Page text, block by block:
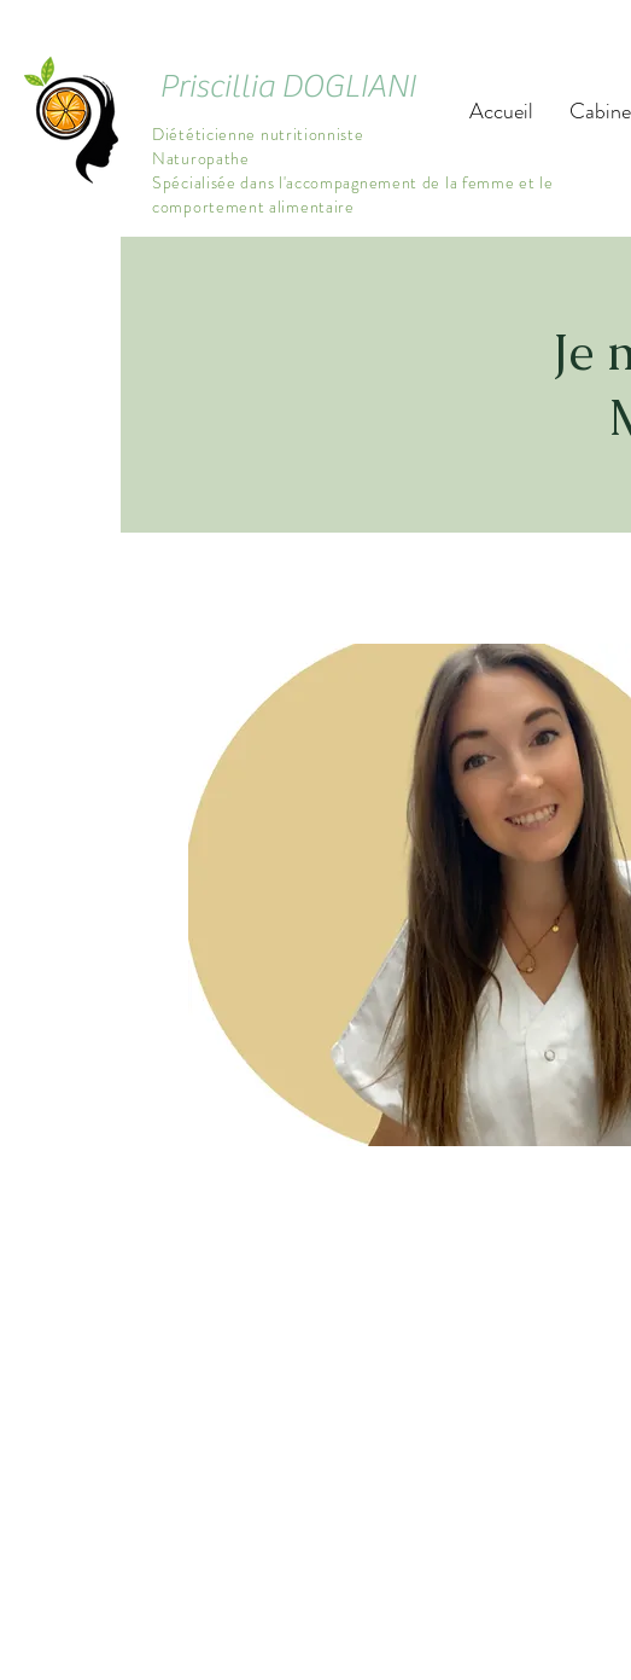
Priscillia DOGLIANI
Diététicienne nutritionniste
Naturopathe
Spécialisée dans l'accompagnement de la femme et le
comportement alimentaire
Accueil
Je